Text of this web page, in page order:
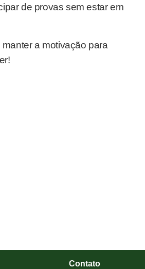
de provas sem estar em
a motivação para
Contato